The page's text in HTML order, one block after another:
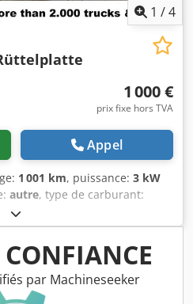
1 /4
1 000 €
prix fixe hors TVA
Appel
1 001 km, puissance: 3 kW
autre, type de carburant:
à vide:
de construction:2006,
du véhicule :
! INFORMATIONS SUR LES
sous réserve de
et d’erreurs ! Dedpfx
CONFIANCE
par Machineseeker